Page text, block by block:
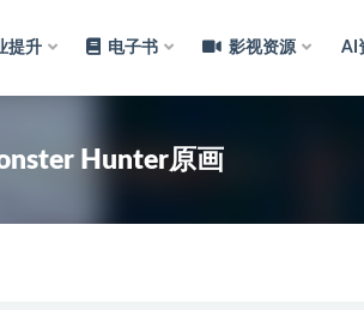
提升 电子书 影视资源 AI
Hunter原画